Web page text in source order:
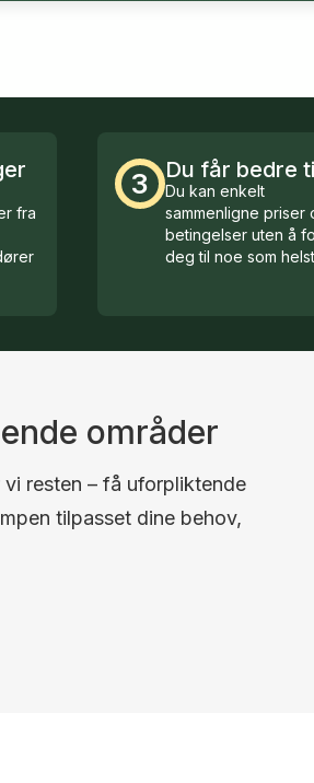
fra
3 Du får bedre
Du kan enkelt
sammenligne priser
betingelser uten å
deg til noe som helst
områder
resten – få uforpliktende
tilpasset dine behov,